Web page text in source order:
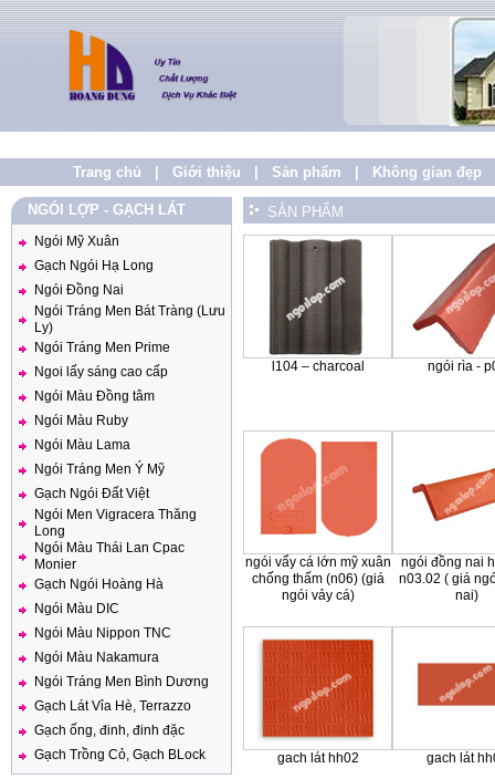
Trang chủ Giới thiệu Sản phẩm Không gian đẹp
NGÓI LỢP - GẠCH LÁT
Ngói Mỹ Xuân
Gạch Ngói Hạ Long
Ngói Đồng Nai
Ngói Tráng Men Bát Tràng (Lưu
Ly)
Ngói Tráng Men Prime
Ngoi lấy sáng cao cấp
Ngói Màu Đồng tâm
Ngói Màu Ruby
Ngói Màu Lama
Ngói Tráng Men Ý Mỹ
Gạch Ngói Đất Việt
Ngói Men Vigracera Thăng
Long
Ngói Màu Thái Lan Cpac
Monier
Gạch Ngói Hoàng Hà
Ngói Màu DIC
Ngói Màu Nippon TNC
Ngói Màu Nakamura
Ngói Tráng Men Bình Dương
Gạch Lát Vỉa Hè, Terrazzo
Gạch ống, đinh, đinh đặc
Gạch Trồng Cỏ, Gạch BLock
SẢN PHẨM
l104 – charcoal ngói rìa -
ngói vẩy cá lớn mỹ xuân
chống thấm (n06) (giá
ngói vảy cá)
ngói đồng nai
n03.02 ( giá
nai)
gach lát hh02 gach lát